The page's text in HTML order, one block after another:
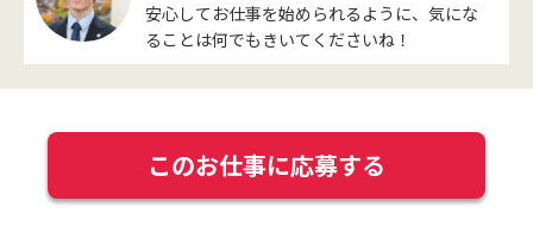
安心してお仕事を始められるように、気にな
ることは何でもきいてくださいね！
このお仕事に応募する